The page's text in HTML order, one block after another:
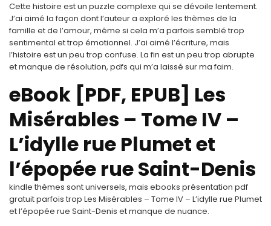
Cette histoire est un puzzle complexe qui se dévoile lentement.
J’ai aimé la façon dont l’auteur a exploré les thèmes de la
famille et de l’amour, même si cela m’a parfois semblé trop
sentimental et trop émotionnel. J’ai aimé l’écriture, mais
l’histoire est un peu trop confuse. La fin est un peu trop abrupte
et manque de résolution, pdfs qui m’a laissé sur ma faim.
eBook [PDF, EPUB] Les
Misérables – Tome IV –
L’idylle rue Plumet et
l’épopée rue Saint-Denis
kindle thèmes sont universels, mais ebooks présentation pdf
gratuit parfois trop Les Misérables – Tome IV – L’idylle rue Plumet
et l’épopée rue Saint-Denis et manque de nuance.